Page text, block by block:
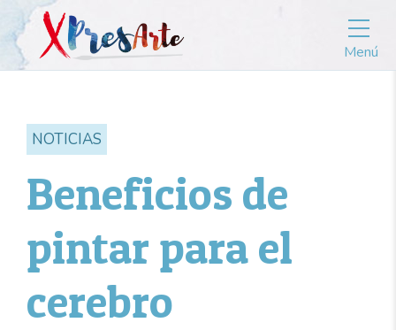
Menú
NOTICIAS
Beneficios de
pintar para el
cerebro